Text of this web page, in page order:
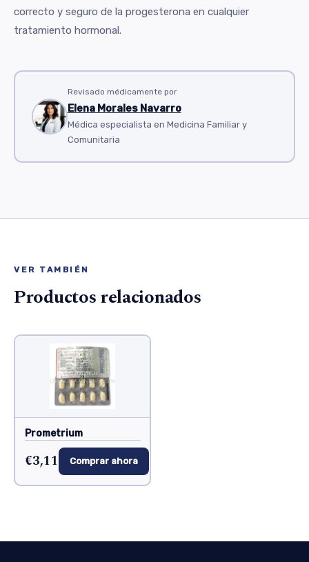
correcto y seguro de la progesterona en cualquier
tratamiento hormonal.
Revisado médicamente por
Elena Morales Navarro
Médica especialista en Medicina Familiar y
Comunitaria
VER TAMBIÉN
Productos relacionados
Prometrium
€3,11 Comprar ahora